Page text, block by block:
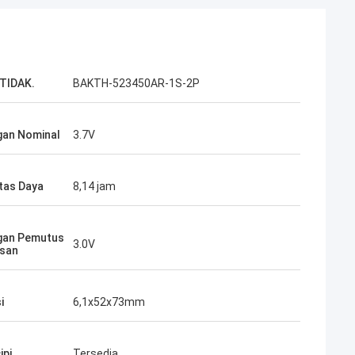
BAKTH-523450AR-1S-2P
Nominal 3.7V
Daya 8,14 jam
Pemutus
3.0V
6,1x52x73mm